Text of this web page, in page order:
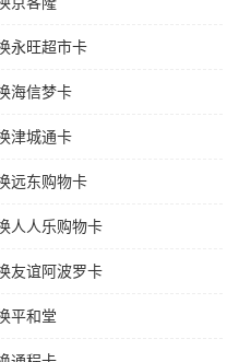
永旺超市卡
海信梦卡
津城通卡
远东购物卡
人人乐购物卡
友谊阿波罗卡
平和堂